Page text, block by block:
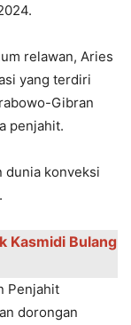
relawan, Aries
yang terdiri
Gibran
penjahit.
dunia konveksi
Kasmidi Bulang
Penjahit
dorongan